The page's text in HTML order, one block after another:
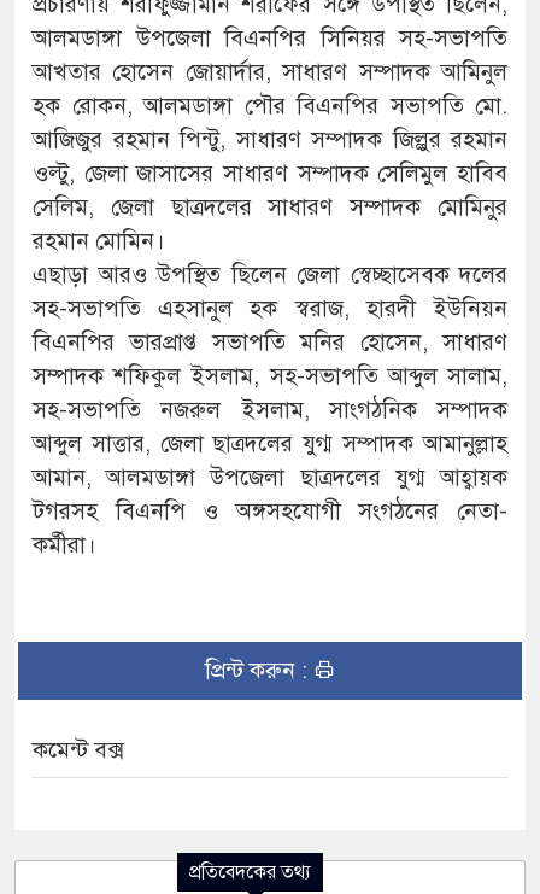
আলমডাঙ্গা উপজেলা বিএনপির সিনিয়র সহ-সভাপতি
আখতার হোসেন জোয়ার্দার, সাধারণ সম্পাদক আমিনুল
হক রোকন, আলমডাঙ্গা পৌর বিএনপির সভাপতি মো.
আজিজুর রহমান পিন্টু, সাধারণ সম্পাদক জিল্লুর রহমান
ওল্টু, জেলা জাসাসের সাধারণ সম্পাদক সেলিমুল হাবিব
সেলিম, জেলা ছাত্রদলের সাধারণ সম্পাদক মোমিনুর
রহমান মোমিন।
এছাড়া আরও উপস্থিত ছিলেন জেলা স্বেচ্ছাসেবক দলের
সহ-সভাপতি এহসানুল হক স্বরাজ, হারদী ইউনিয়ন
বিএনপির ভারপ্রাপ্ত সভাপতি মনির হোসেন, সাধারণ
সম্পাদক শফিকুল ইসলাম, সহ-সভাপতি আব্দুল সালাম,
সহ-সভাপতি নজরুল ইসলাম, সাংগঠনিক সম্পাদক
আব্দুল সাত্তার, জেলা ছাত্রদলের যুগ্ম সম্পাদক আমানুল্লাহ
আমান, আলমডাঙ্গা উপজেলা ছাত্রদলের যুগ্ম আহ্বায়ক
টগরসহ বিএনপি ও অঙ্গসহযোগী সংগঠনের নেতা-
কর্মীরা।
প্রিন্ট করুন :
কমেন্ট বক্স
প্রতিবেদকের তথ্য